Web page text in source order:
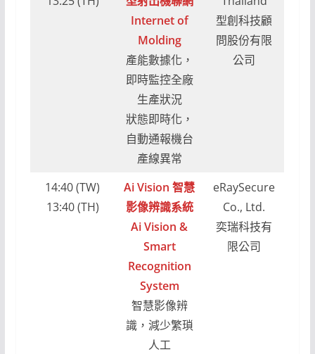
Internet of
Molding
產能數據化，
即時監控全廠
生產狀況
狀態即時化，
自動通報機台
產線異常
型創科技顧
問股份有限
公司
14:40 (TW)
13:40 (TH)
Ai Vision 智慧
影像辨識系統
Ai Vision &
Smart
Recognition
System
智慧影像辨
識，減少繁瑣
人工
eRaySecure
Co., Ltd.
奕瑞科技有
限公司